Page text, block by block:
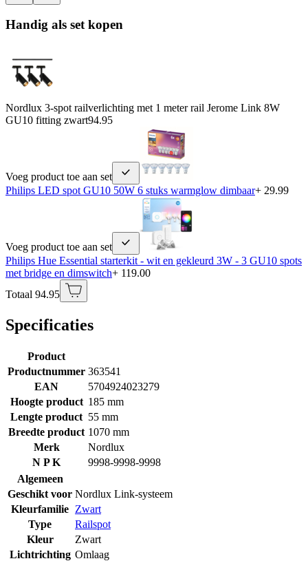
Handig als set kopen
Nordlux 3-spot railverlichting met 1 meter rail Jerome Link 8W
GU10 fitting zwart94.95
Voeg product toe aan set
Philips LED spot GU10 50W 6 stuks warmglow dimbaar+ 29.99
Voeg product toe aan set
Philips Hue Essential starterkit - wit en gekleurd 3W - 3 GU10 spots
met bridge en dimswitch+ 119.00
Totaal 94.95
Specificaties
Product
Productnummer 363541
EAN
5704924023279
Hoogte product 185 mm
Lengte product 55 mm
Breedte product 1070 mm
Merk
Nordlux
N P K
9998-9998-9998
Algemeen
Geschikt voor Nordlux Link-systeem
Kleurfamilie Zwart
Type
Railspot
Kleur
Zwart
Lichtrichting Omlaag